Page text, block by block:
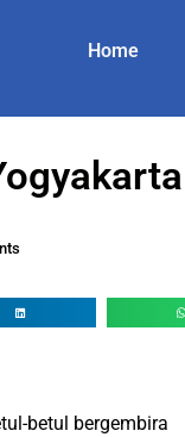
Home
betul bergembira